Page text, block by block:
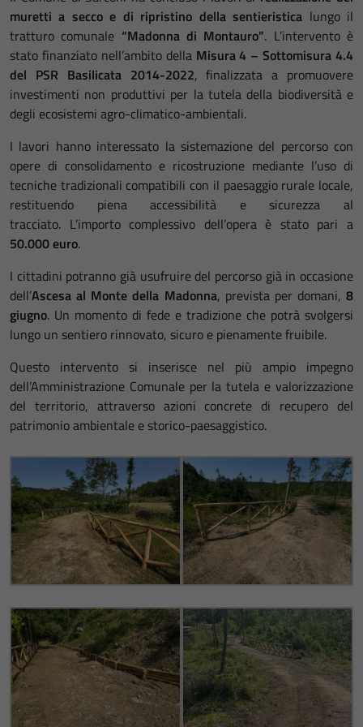
muretti a secco e di ripristino della sentieristica lungo il
tratturo comunale “Madonna di Montauro”. L’intervento è
stato finanziato nell’ambito della Misura 4 – Sottomisura 4.4
del PSR Basilicata 2014-2022, finalizzata a promuovere
investimenti non produttivi per la tutela della biodiversità e
degli ecosistemi agro-climatico-ambientali.
I lavori hanno interessato la sistemazione del percorso con
opere di consolidamento e ricostruzione mediante l’uso di
tecniche tradizionali compatibili con il paesaggio rurale locale,
restituendo piena accessibilità e sicurezza al
tracciato. L’importo complessivo dell’opera è stato pari a
50.000 euro.
I cittadini potranno già usufruire del percorso già in occasione
dell’Ascesa al Monte della Madonna, prevista per domani, 8
giugno. Un momento di fede e tradizione che potrà svolgersi
lungo un sentiero rinnovato, sicuro e pienamente fruibile.
Questo intervento si inserisce nel più ampio impegno
dell’Amministrazione Comunale per la tutela e valorizzazione
del territorio, attraverso azioni concrete di recupero del
patrimonio ambientale e storico-paesaggistico.